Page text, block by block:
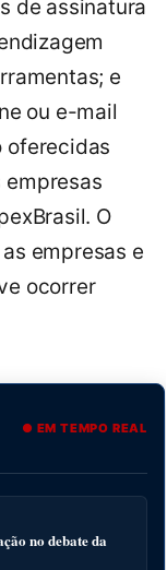
de assinatura
e
ou e-mail
oferecidas
empresas
O
empresas e
ocorrer
● EM TEMPO REAL
no debate da